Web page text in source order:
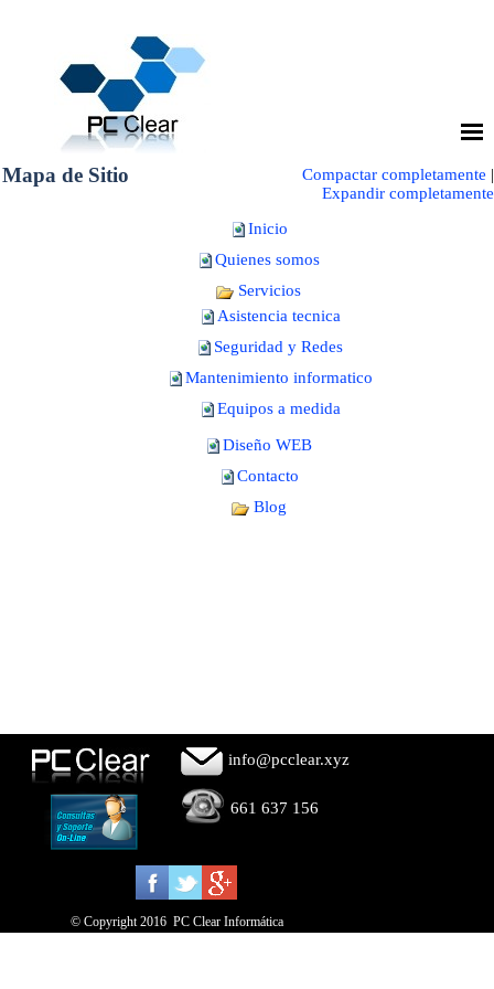
Compactar completamente |
Expandir completamente
Mapa de Sitio
Inicio
Quienes somos
Servicios
Asistencia tecnica
Seguridad y Redes
Mantenimiento informatico
Equipos a medida
Diseño WEB
Contacto
Blog
© Copyright 2016  PC Clear Informática
661 637 156
info@pcclear.xyz